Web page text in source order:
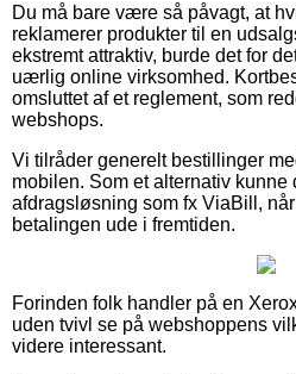
Du må bare være så påvagt, at
reklamerer produkter til en
ekstremt attraktiv, burde det for
uærlig online virksomhed.
omsluttet af et reglement, som
webshops.
Vi tilråder generelt bestillinger
mobilen. Som et alternativ kunne
afdragsløsning som fx ViaBill,
betalingen ude i fremtiden.
Forinden folk handler på en
uden tvivl se på webshoppens
videre interessant.